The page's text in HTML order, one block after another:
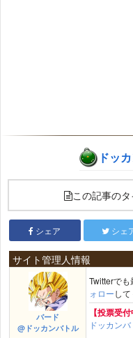
ドッ
この記事の
シェア シェ
サイト管理人情報
バード
@ドッカンバトル
Twitterで
ォローして
【投票受付
ドッカン